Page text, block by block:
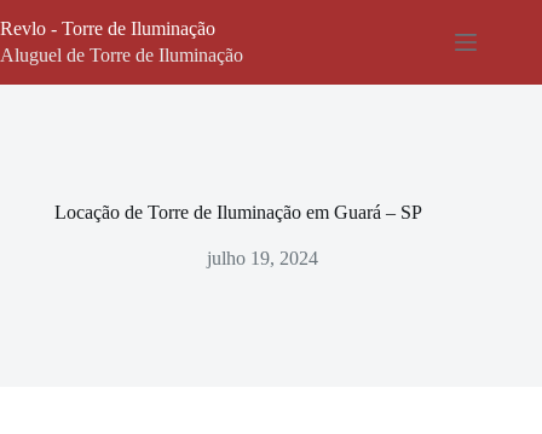
para
o
Revlo - Torre de Iluminação
Aluguel de Torre de Iluminação
Locação de Torre de Iluminação em Guará – SP
julho 19, 2024